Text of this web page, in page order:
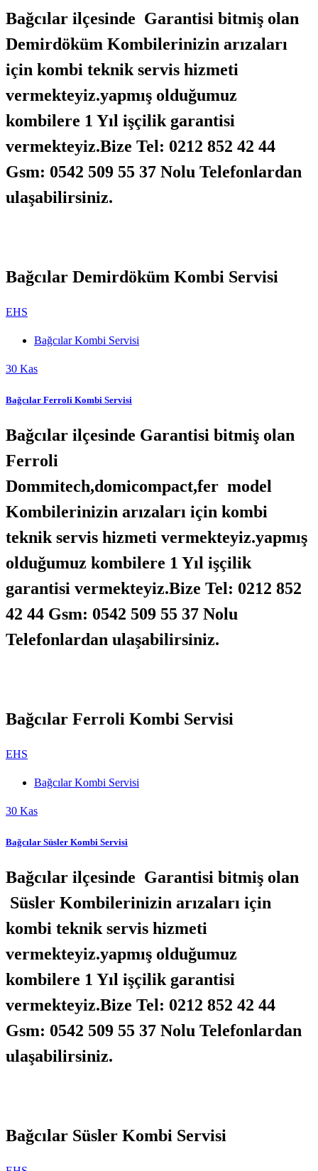
Bağcılar ilçesinde Garantisi bitmiş olan
Demirdöküm Kombilerinizin arızaları
için kombi teknik servis hizmeti
vermekteyiz.yapmış olduğumuz
kombilere 1 Yıl işçilik garantisi
vermekteyiz.Bize Tel: 0212 852 42 44
Gsm: 0542 509 55 37 Nolu Telefonlardan
ulaşabilirsiniz.
Bağcılar Demirdöküm Kombi Servisi
EHS
Bağcılar Kombi Servisi
30 Kas
Bağcılar Ferroli Kombi Servisi
Bağcılar ilçesinde Garantisi bitmiş olan
Ferroli
Dommitech,domicompact,fer model
Kombilerinizin arızaları için kombi
teknik servis hizmeti vermekteyiz.yapmış
olduğumuz kombilere 1 Yıl işçilik
garantisi vermekteyiz.Bize Tel: 0212 852
42 44 Gsm: 0542 509 55 37 Nolu
Telefonlardan ulaşabilirsiniz.
Bağcılar Ferroli Kombi Servisi
EHS
Bağcılar Kombi Servisi
30 Kas
Bağcılar Süsler Kombi Servisi
Bağcılar ilçesinde Garantisi bitmiş olan
Süsler Kombilerinizin arızaları için
kombi teknik servis hizmeti
vermekteyiz.yapmış olduğumuz
kombilere 1 Yıl işçilik garantisi
vermekteyiz.Bize Tel: 0212 852 42 44
Gsm: 0542 509 55 37 Nolu Telefonlardan
ulaşabilirsiniz.
Bağcılar Süsler Kombi Servisi